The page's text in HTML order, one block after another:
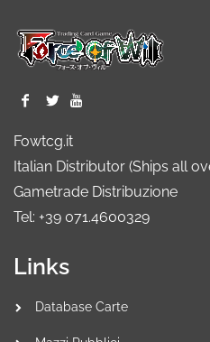
Fowtcg.it
Italian Distributor (Ships all
Gametrade Distribuzione
Tel: +39 071.4600329
Links
Database Carte